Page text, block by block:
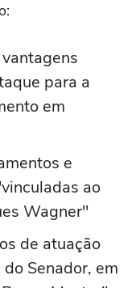
para a
em
e
ao
Wagner"
de atuação
Senador, em